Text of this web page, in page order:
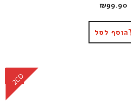
₪99.90
הוסף לסל
CD
2CD